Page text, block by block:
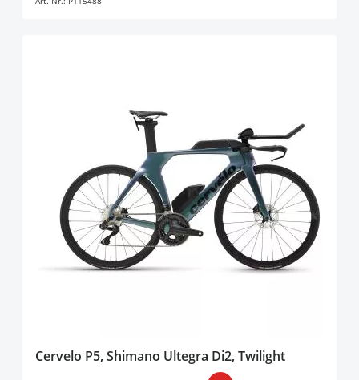
Cervelo P5, Shimano Ultegra Di2, Twilight